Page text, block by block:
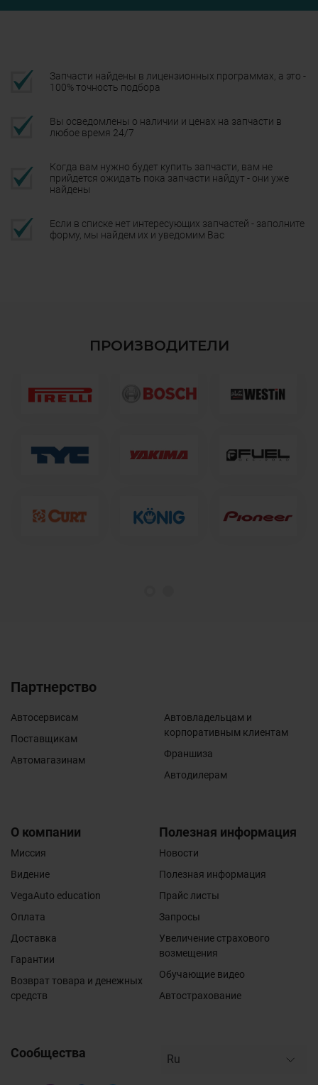
Запчасти найдены в лицензионных программах, а это -
100% точность подбора
Вы осведомлены о наличии и ценах на запчасти в
любое время 24/7
Когда вам нужно будет купить запчасти, вам не
прийдется ожидать пока запчасти найдут - они уже
найдены
Если в списке нет интересующих запчастей - заполните
форму, мы найдем их и уведомим Вас
ПРОИЗВОДИТЕЛИ
Партнерство
Автосервисам
Поставщикам
Автомагазинам
Автовладельцам и
корпоративным клиентам
Франшиза
Автодилерам
О компании
Миссия
Видение
VegaAuto education
Оплата
Доставка
Гарантии
Возврат товара и денежных
средств
Полезная информация
Новости
Полезная информация
Прайс листы
Запросы
Увеличение страхового
возмещения
Обучающие видео
Автострахование
Сообщества